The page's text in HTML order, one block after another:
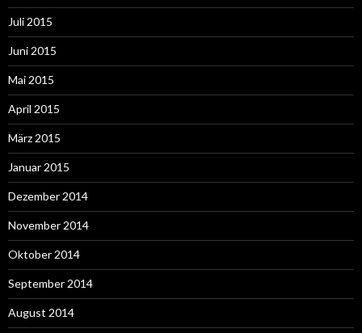
Juli 2015
Juni 2015
Mai 2015
April 2015
März 2015
Januar 2015
Dezember 2014
November 2014
Oktober 2014
September 2014
August 2014